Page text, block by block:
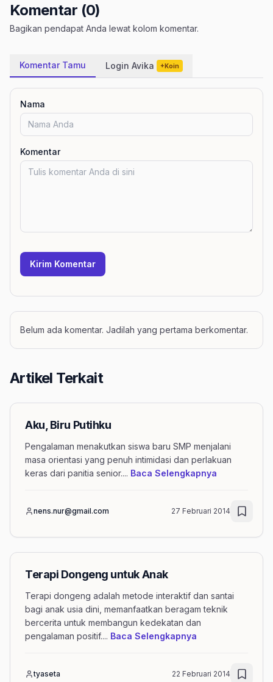
Komentar (0)
Bagikan pendapat Anda lewat kolom komentar.
Komentar Tamu Login Avika +Koin
Nama
Komentar
Kirim Komentar
Belum ada komentar. Jadilah yang pertama berkomentar.
Artikel Terkait
Aku, Biru Putihku
Pengalaman menakutkan siswa baru SMP menjalani
masa orientasi yang penuh intimidasi dan perlakuan
keras dari panitia senior.... Baca Selengkapnya
nens.nur@gmail.com 27 Februari 2014
Terapi Dongeng untuk Anak
Terapi dongeng adalah metode interaktif dan santai
bagi anak usia dini, memanfaatkan beragam teknik
bercerita untuk membangun kedekatan dan
pengalaman positif.... Baca Selengkapnya
tyaseta 22 Februari 2014